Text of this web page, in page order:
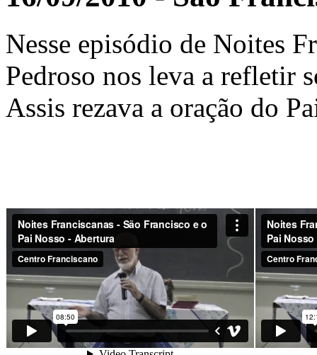
Nesse episódio de Noites
Pedroso nos leva a refletir
Assis rezava a oração do